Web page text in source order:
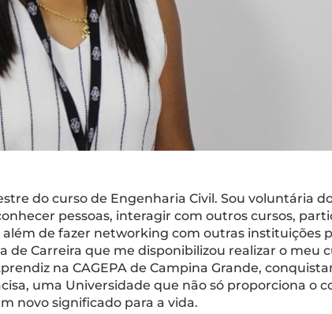
do curso de Engenharia Civil. Sou voluntária
pessoas, interagir com outros cursos,
de fazer networking com outras instituições
Carreira que me disponibilizou realizar o meu
na CAGEPA de Campina Grande,
uma Universidade que não só proporciona o
novo significado para a vida.